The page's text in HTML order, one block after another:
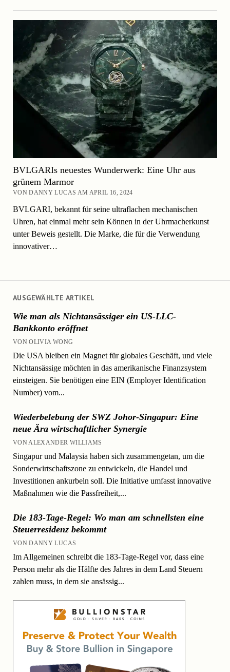
AUSGEWÄHLTE ARTIKEL
Wie man als Nichtansässiger ein US-LLC-
Bankkonto eröffnet
VON OLIVIA WONG
Die USA bleiben ein Magnet für globales Geschäft, und viele
Nichtansässige möchten in das amerikanische Finanzsystem
einsteigen. Sie benötigen eine EIN (Employer Identification
Number) vom...
Wiederbelebung der SWZ Johor-Singapur: Eine
neue Ära wirtschaftlicher Synergie
VON ALEXANDER WILLIAMS
Singapur und Malaysia haben sich zusammengetan, um die
Sonderwirtschaftszone zu entwickeln, die Handel und
Investitionen ankurbeln soll. Die Initiative umfasst innovative
Maßnahmen wie die Passfreiheit,...
Die 183-Tage-Regel: Wo man am schnellsten eine
Steuerresidenz bekommt
VON DANNY LUCAS
Im Allgemeinen schreibt die 183-Tage-Regel vor, dass eine
Person mehr als die Hälfte des Jahres in dem Land Steuern
zahlen muss, in dem sie ansässig...
BVLGARIs neuestes Wunderwerk: Eine Uhr aus
grünem Marmor
VON DANNY LUCAS AM APRIL 16, 2024
BVLGARI, bekannt für seine ultraflachen mechanischen
Uhren, hat einmal mehr sein Können in der Uhrmacherkunst
unter Beweis gestellt. Die Marke, die für die Verwendung
innovativer…